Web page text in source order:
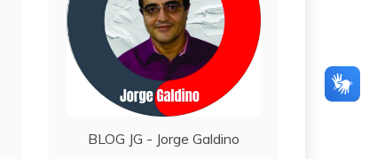
BLOG JG - Jorge Galdino